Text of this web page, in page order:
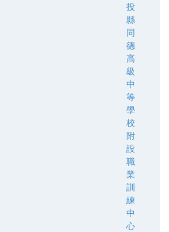
投
縣
同
德
高
級
中
等
學
校
附
設
職
業
訓
練
中
心